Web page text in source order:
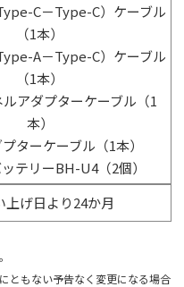
C－Type-C）ケーブル
（1本）
A－Type-C）ケーブル
（1本）
アダプターケーブル（1
本）
ターケーブル（1本）
テリーBH-U4（2個）
上げ日より24か月
ともない予告なく変更になる場合